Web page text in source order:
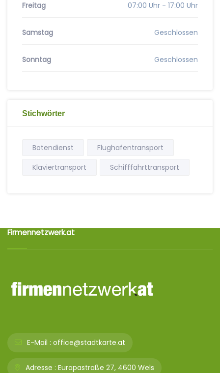
Freitag 07:00 Uhr - 17:00 Uhr
Samstag Geschlossen
Sonntag Geschlossen
Stichwörter
Botendienst
Flughafentransport
Klaviertransport
Schifffahrttransport
Firmennetzwerk.at
E-Mail : office@stadtkarte.at
Adresse : Europastraße 27, 4600 Wels